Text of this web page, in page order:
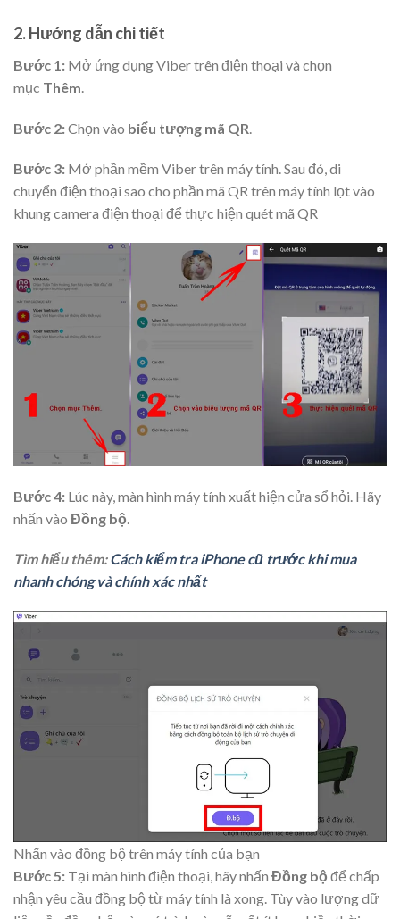
2. Hướng dẫn chi tiết
Bước 1: Mở ứng dụng Viber trên điện thoại và chọn
mục Thêm
Bước 2:Chọn vào biểu tượng mã QR
Bước 3: Mở phần mềm Viber trên máy tính. Sau đó, di
chuyển điện thoại sao cho phần mã QR trên máy tính lọt vào
khung camera điện thoại để thực hiện quét mã QR
Bước 4: Lúc này, màn hình máy tính xuất hiện cửa sổ hỏi. Hãy
nhấn vào Đồng bộ
Tìm hiểu thêm:Cách kiểm tra iPhone cũ trước khi mua
nhanh chóng và chính xác nhất
Nhấn vào đồng bộ trên máy tính của bạn
Bước 5: Tại màn hình điện thoại, hãy nhấn Đồng bộ để chấp
nhận yêu cầu đồng bộ từ máy tính là xong. Tùy vào lượng dữ